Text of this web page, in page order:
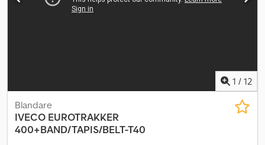
1 / 12
Blandare
IVECO EUROTRAKKER
400+BAND/TAPIS/BELT-T40